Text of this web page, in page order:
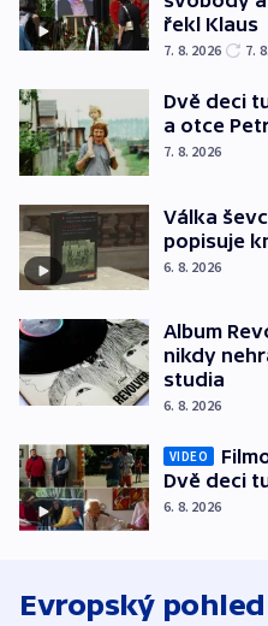
řekl Klaus
7. 8. 2026 7.
Dvě deci
a otce
7. 8. 2026
Válka
popisuje
6. 8. 2026
Album
nikdy
studia
6. 8. 2026
VIDEO
Dvě deci
6. 8. 2026
Evropský pohled